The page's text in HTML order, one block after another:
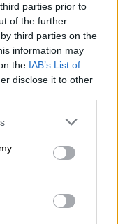
parties prior to
of the further
third parties on the
information may
the IAB’s List of
disclose it to other
or more Google
You may click to
party tags to
in below Google
mahdollistaa
tarjoamalla
joka korvaa